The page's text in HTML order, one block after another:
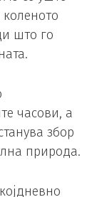
што го
часови, а
збор
природа.